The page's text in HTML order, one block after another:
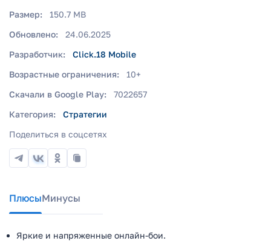
Размер:
150.7 MB
Обновлено:
24.06.2025
Разработчик:
Click.18 Mobile
Возрастные ограничения:
10+
Скачали в Google Play:
7022657
Категория:
Стратегии
Поделиться в соцсетях
ПлюсыМинусы
Яркие и напряженные онлайн-бои.